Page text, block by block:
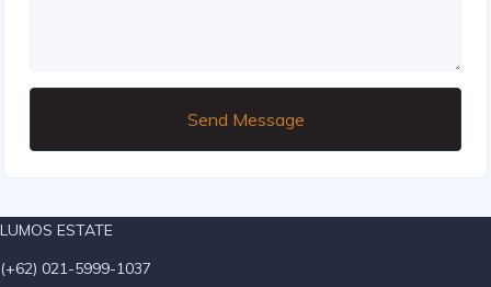
Send Message
LUMOS ESTATE
(+62) 021-5999-1037